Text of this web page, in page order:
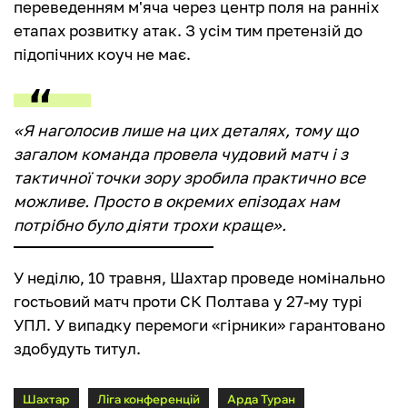
переведенням м'яча через центр поля на ранніх
етапах розвитку атак. З усім тим претензій до
підопічних коуч не має.
«Я наголосив лише на цих деталях, тому що
загалом команда провела чудовий матч і з
тактичної точки зору зробила практично все
можливе. Просто в окремих епізодах нам
потрібно було діяти трохи краще».
У неділю, 10 травня, Шахтар проведе номінально
гостьовий матч проти СК Полтава у 27-му турі
УПЛ. У випадку перемоги «гірники» гарантовано
здобудуть титул.
Шахтар Ліга конференцій Арда Туран